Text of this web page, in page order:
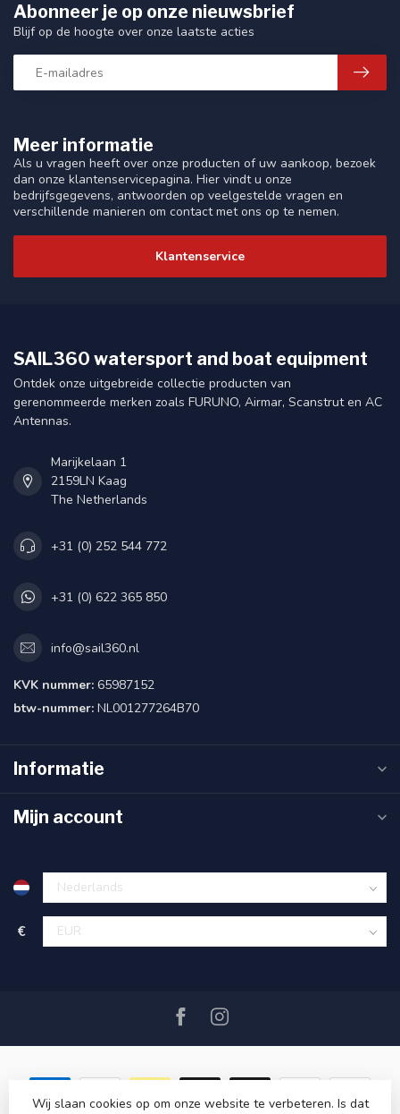
Meer informatie
Als u vragen heeft over onze producten of uw aankoop, bezoek
dan onze klantenservicepagina. Hier vindt u onze
bedrijfsgegevens, antwoorden op veelgestelde vragen en
verschillende manieren om contact met ons op te nemen.
Klantenservice
Abonneer je op onze nieuwsbrief
Blijf op de hoogte over onze laatste acties
SAIL360 watersport and boat equipment
Ontdek onze uitgebreide collectie producten van
gerenommeerde merken zoals FURUNO, Airmar, Scanstrut en AC
Antennas.
Marijkelaan 1
2159LN Kaag
The Netherlands
+31 (0) 252 544 772
+31 (0) 622 365 850
info@sail360.nl
KVK nummer: 65987152
btw-nummer: NL001277264B70
Informatie
Mijn account
€
Wij slaan cookies op om onze website te verbeteren. Is dat